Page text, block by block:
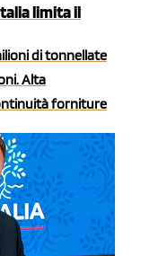
limita il
di tonnellate
Alta
forniture